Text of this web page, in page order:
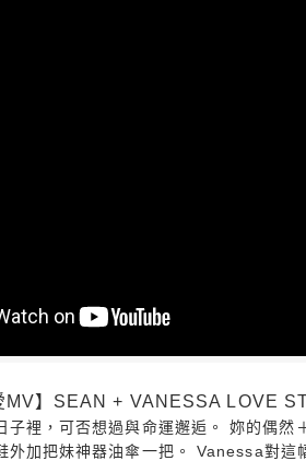
MV】SEAN + VANESSA LOVE
子裡，可否想過與命運邂逅。 妳的偶
外加把妹神器油傘一把。 Vanessa對這